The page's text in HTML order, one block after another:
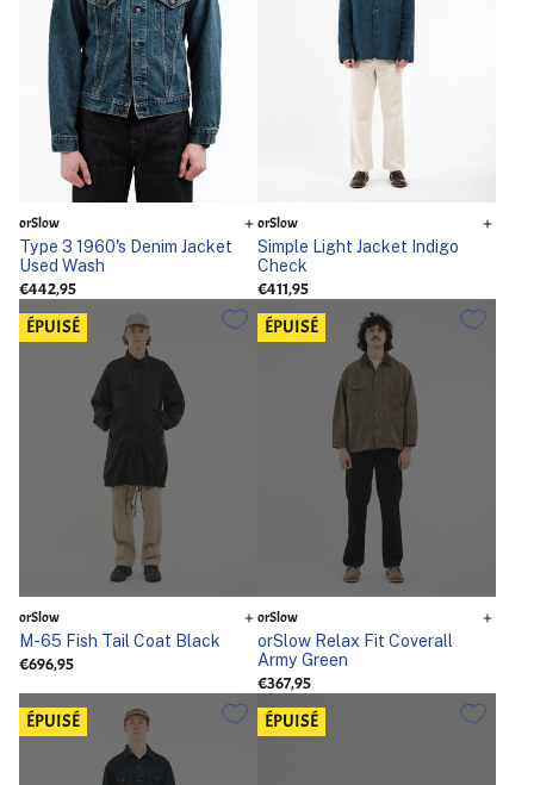
orSlow
Type 3 1960's Denim Jacket
Used Wash
€442,95
orSlow
Simple Light Jacket Indigo
Check
€411,95
ÉPUISÉ
orSlow
M-65 Fish Tail Coat Black
€696,95
ÉPUISÉ
orSlow
orSlow Relax Fit Coverall
Army Green
€367,95
ÉPUISÉ ÉPUISÉ